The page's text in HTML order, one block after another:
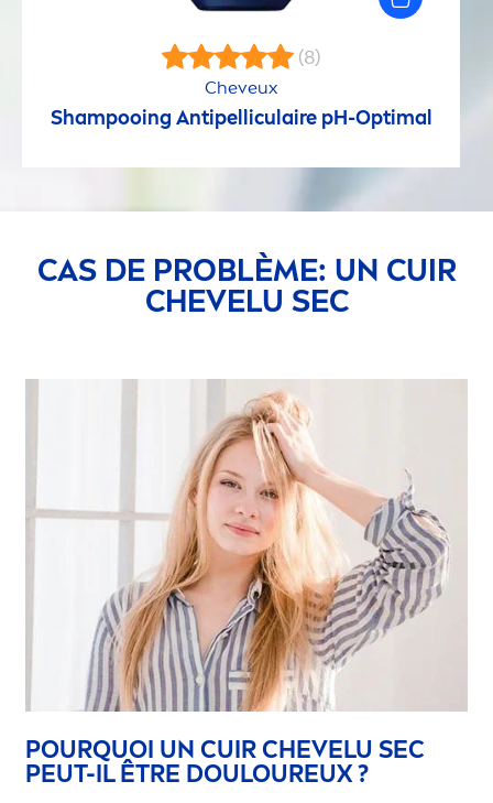
(8)
Cheveux
Shampooing Antipelliculaire pH-Optimal
CAS DE PROBLÈME: UN CUIR
CHEVELU SEC
POURQUOI UN CUIR CHEVELU SEC
PEUT-IL ÊTRE DOULOUREUX ?